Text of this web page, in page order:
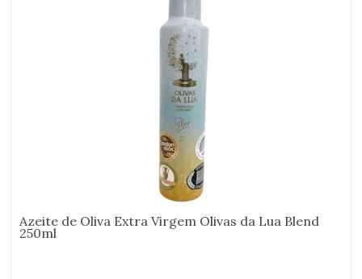
Azeite de Oliva Extra Virgem Olivas da Lua Blend
250ml